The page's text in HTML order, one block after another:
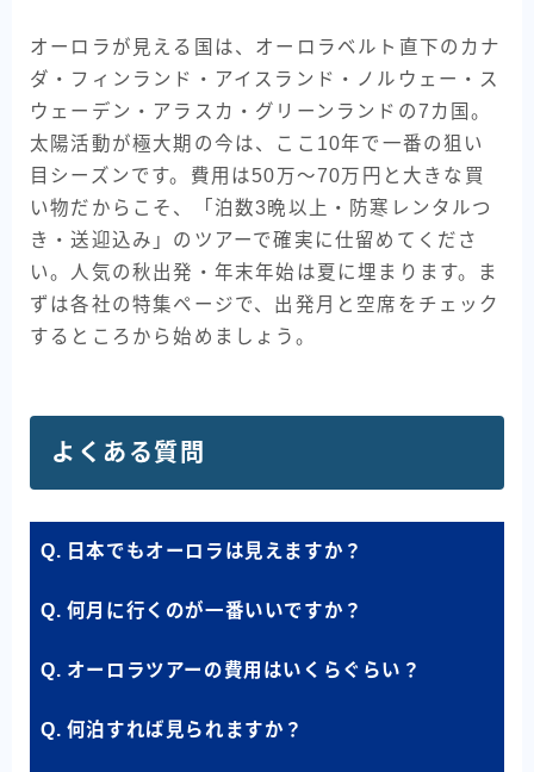
オーロラが見える国は、オーロラベルト直下のカナ
ダ・フィンランド・アイスランド・ノルウェー・ス
ウェーデン・アラスカ・グリーンランドの7カ国。
太陽活動が極大期の今は、ここ10年で一番の狙い
目シーズンです。費用は50万〜70万円と大きな買
い物だからこそ、「泊数3晩以上・防寒レンタルつ
き・送迎込み」のツアーで確実に仕留めてくださ
い。人気の秋出発・年末年始は夏に埋まります。ま
ずは各社の特集ページで、出発月と空席をチェック
するところから始めましょう。
よくある質問
Q. 日本でもオーロラは見えますか？
Q. 何月に行くのが一番いいですか？
Q. オーロラツアーの費用はいくらぐらい？
Q. 何泊すれば見られますか？